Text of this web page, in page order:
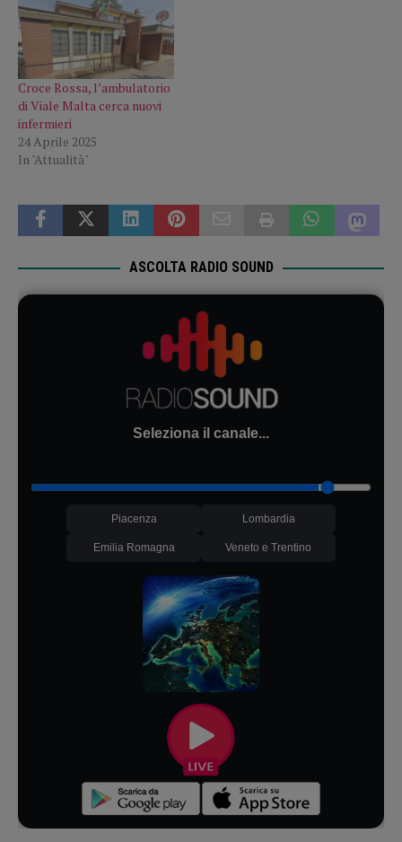
Croce Rossa, l’ambulatorio
di Viale Malta cerca nuovi
infermieri
24 Aprile 2025
In "Attualità"
ASCOLTA RADIO SOUND
Seleziona il canale...
Piacenza Lombardia
Emilia Romagna Veneto e Trentino